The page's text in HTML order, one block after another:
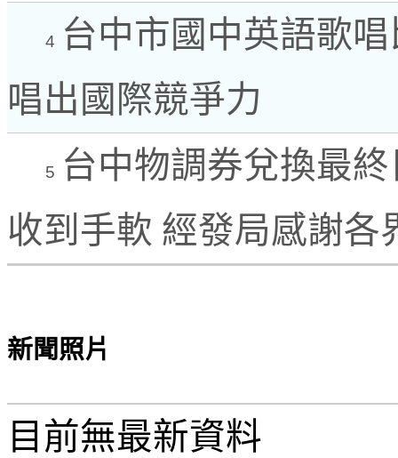
4 台中市國中英語歌
唱出國際競爭力
5 台中物調券兌換最
收到手軟 經發局感謝
新聞照片
目前無最新資料